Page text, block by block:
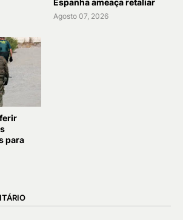
Espanha ameaça retaliar
Agosto 07, 2026
para